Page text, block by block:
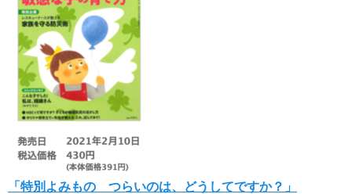
「特別よみもの つらいのは、どうしてですか？」